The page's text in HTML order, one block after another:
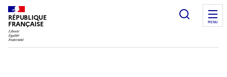
RÉPUBLIQUE
FRANÇAISE
Ouvrir
MENU